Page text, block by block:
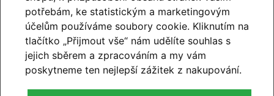
Změna otevírací doby – od
července máme o sobotách
zavřeno
potřebám, ke statistickým a marketingovým
účelům používáme soubory cookie. Kliknutím na
tlačítko „Přijmout vše“ nám udělíte souhlas s
jejich sběrem a zpracováním a my vám
poskytneme ten nejlepší zážitek z nakupování.